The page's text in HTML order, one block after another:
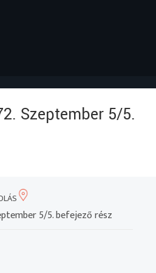
Szeptember 5/5.
5/5. befejező rész